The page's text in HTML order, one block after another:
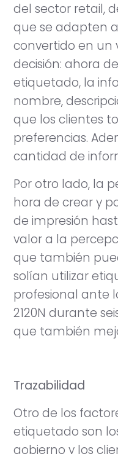
del sector retail,
que se adapten a
convertido en un
decisión: ahora
etiquetado, la
nombre,
que los clientes
preferencias.
cantidad de
Por otro lado, la
hora de crear y
de impresión
valor a la
que también
solían utilizar
profesional ante
2120N durante
que también
Trazabilidad
Otro de los
etiquetado son
gobierno y los